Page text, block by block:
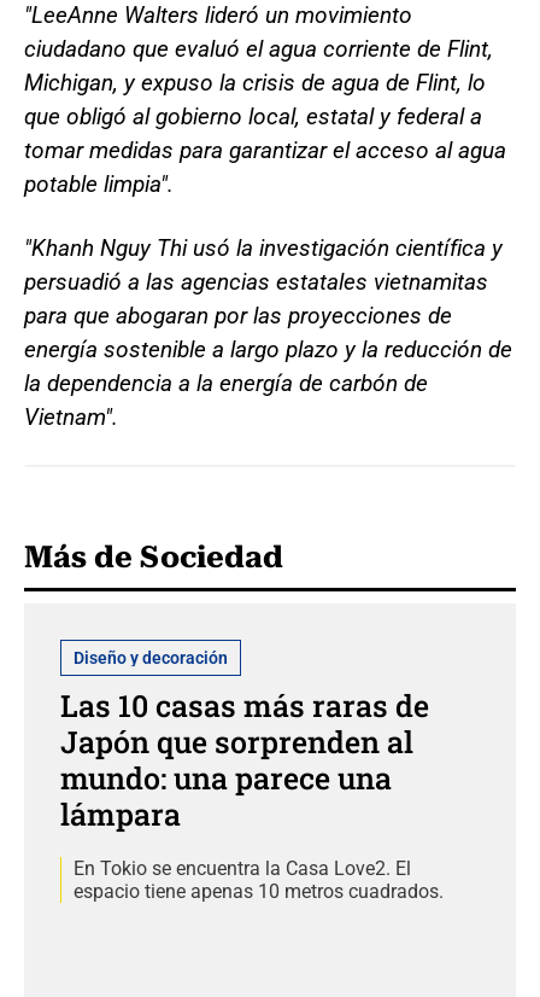
"LeeAnne Walters lideró un movimiento
ciudadano que evaluó el agua corriente de Flint,
Michigan, y expuso la crisis de agua de Flint, lo
que obligó al gobierno local, estatal y federal a
tomar medidas para garantizar el acceso al agua
potable limpia".
"Khanh Nguy Thi usó la investigación científica y
persuadió a las agencias estatales vietnamitas
para que abogaran por las proyecciones de
energía sostenible a largo plazo y la reducción de
la dependencia a la energía de carbón de
Vietnam".
Más de Sociedad
Diseño y decoración
Las 10 casas más raras de
Japón que sorprenden al
mundo: una parece una
lámpara
En Tokio se encuentra la Casa Love2. El
espacio tiene apenas 10 metros cuadrados.